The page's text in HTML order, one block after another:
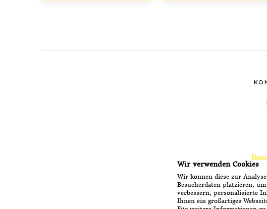
Wir verwenden Cookies
Wir können diese zur
Besucherdaten platzieren,
verbessern, personalisierte
Ihnen ein großartiges